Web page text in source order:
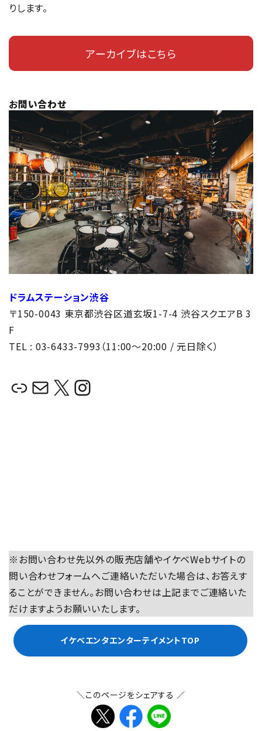
りします。
アーカイブはこちら
お問い合わせ
ドラムステーション渋谷
〒150-0043 東京都渋谷区道玄坂1-7-4 渋谷スクエアB 3
F
TEL : 03-6433-7993（11:00～20:00 / 元日除く）
リンクメールX Instagram
※お問い合わせ先以外の販売店舗やイケベWebサイトの
問い合わせフォームへご連絡いただいた場合は、お答えす
ることができません。お問い合わせは上記までご連絡いた
だけますようお願いいたします。
イケベエンタエンターテイメントTOP
＼このページをシェアする ／